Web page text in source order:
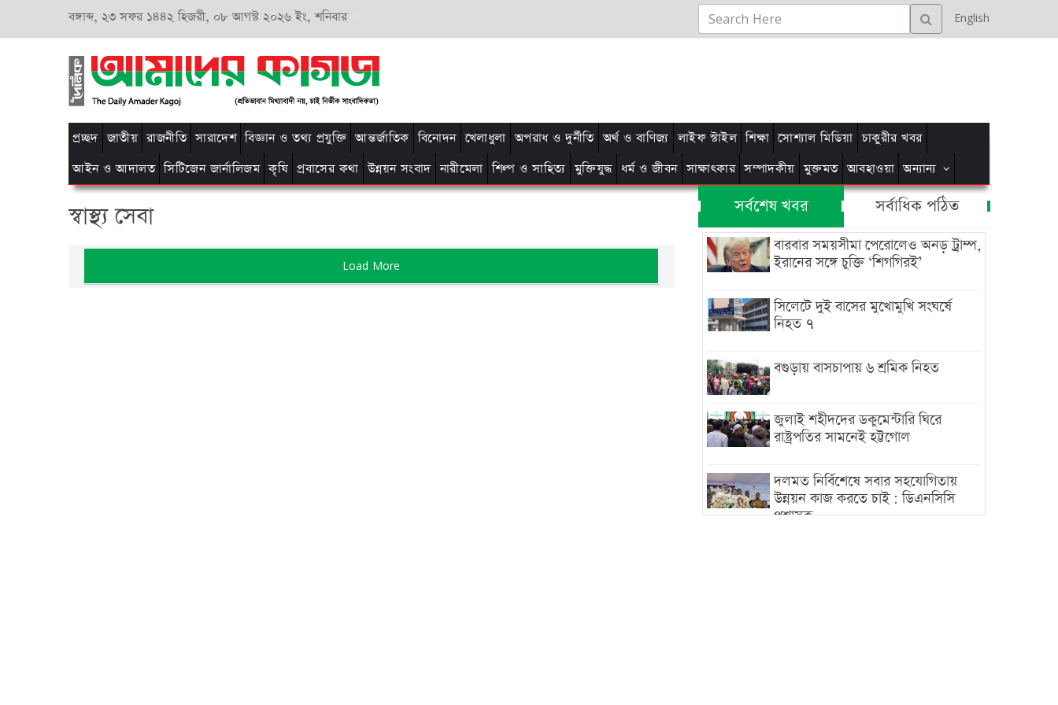
বঙ্গাব্দ, ২৩ সফর ১৪৪২ হিজরী, ০৮ আগস্ট ২০২৬ ইং, শনিবার English
প্রচ্ছদ জাতীয় রাজনীতি সারাদেশ বিজ্ঞান ও তথ্য প্রযুক্তি আন্তর্জাতিক বিনোদন খেলাধুলা অপরাধ ও দুর্নীতি অর্থ ও বাণিজ্য লাইফ স্টাইল শিক্ষা সোশ্যাল মিডিয়া চাকুরীর খবর
আইন ও আদালত সিটিজেন জার্নালিজম কৃষি প্রবাসের কথা উন্নয়ন সংবাদ নারীমেলা শিল্প ও সাহিত্য মুক্তিযুদ্ধ ধর্ম ও জীবন সাক্ষাৎকার সম্পাদকীয় মুক্তমত আবহাওয়া অন্যান্য
স্বাস্থ্য সেবা
Load More
সর্বশেষ খবর সর্বাধিক পঠিত
বারবার সময়সীমা পেরোলেও অনড় ট্রাম্প,
ইরানের সঙ্গে চুক্তি ‘শিগগিরই’
সিলেটে দুই বাসের মুখোমুখি সংঘর্ষে
নিহত ৭
বগুড়ায় বাসচাপায় ৬ শ্রমিক নিহত
জুলাই শহীদদের ডকুমেন্টারি ঘিরে
রাষ্ট্রপতির সামনেই হট্টগোল
দলমত নির্বিশেষে সবার সহযোগিতায়
উন্নয়ন কাজ করতে চাই : ডিএনসিসি
প্রশাসক